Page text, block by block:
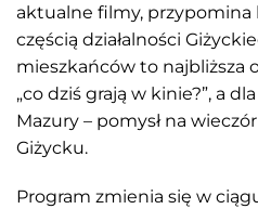
aktualne filmy, przypomina
częścią działalności
mieszkańców to najbliższa
„co dziś grają w kinie?”, a
Mazury – pomysł na
Giżycku.
Program zmienia się w